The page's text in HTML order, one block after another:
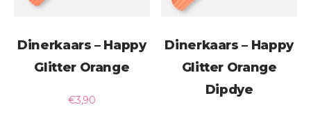
Dinerkaars – Happy
Glitter Orange
€3,90
Dinerkaars – Happy
Glitter Orange
Dipdye